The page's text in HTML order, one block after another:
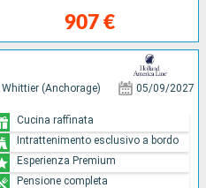
907 €
Whittier (Anchorage) 05/09/2027
Cucina raffinata
Intrattenimento esclusivo a bordo
Esperienza Premium
Pensione completa